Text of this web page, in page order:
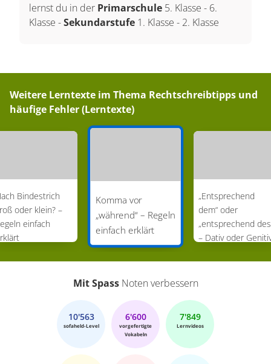
lernst du in der Primarschule 5. Klasse - 6.
Klasse -Sekundarstufe 1. Klasse - 2. Klasse
Weitere Lerntexte im Thema Rechtschreibtipps und
häufige Fehler (Lerntexte)
Bindestrich
oder klein? –
einfach
Komma vor
„während“ – Regeln
einfach erklärt
„Entsprechend
dem“ oder
„entsprechend
– Dativ oder
Mit SpassNoten verbessern
10'563
sofaheld-Level
6'600
vorgefertigte
Vokabeln
7'849
Lernvideos